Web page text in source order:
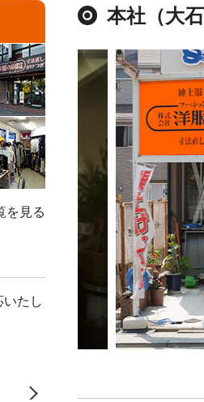
を見る
たし
本社（大石